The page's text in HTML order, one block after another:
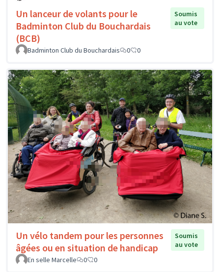
Un lanceur de volants pour le
Badminton Club du Bouchardais
(BCB)
Soumis
au vote
Badminton Club du Bouchardais 0 0
Un vélo tandem pour les personnes
âgées ou en situation de handicap
Soumis
au vote
En selle Marcelle
0 0